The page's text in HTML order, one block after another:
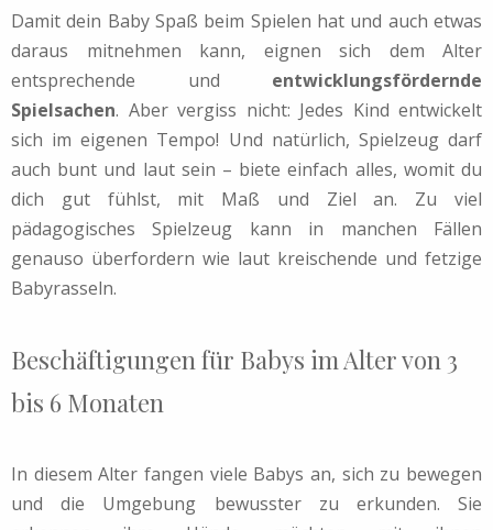
Damit dein Baby Spaß beim Spielen hat und auch etwas
daraus mitnehmen kann, eignen sich dem Alter
entsprechende und entwicklungsfördernde
Spielsachen. Aber vergiss nicht: Jedes Kind entwickelt
sich im eigenen Tempo! Und natürlich, Spielzeug darf
auch bunt und laut sein – biete einfach alles, womit du
dich gut fühlst, mit Maß und Ziel an. Zu viel
pädagogisches Spielzeug kann in manchen Fällen
genauso überfordern wie laut kreischende und fetzige
Babyrasseln.
Beschäftigungen für Babys im Alter von 3
bis 6 Monaten
In diesem Alter fangen viele Babys an, sich zu bewegen
und die Umgebung bewusster zu erkunden. Sie